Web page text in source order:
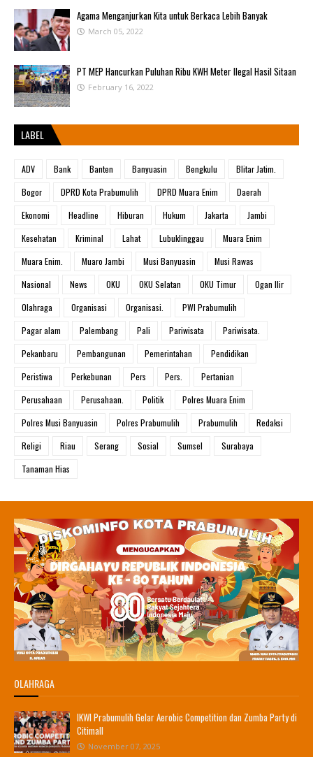
Agama Menganjurkan Kita untuk Berkaca Lebih Banyak
March 05, 2022
PT MEP Hancurkan Puluhan Ribu KWH Meter Ilegal Hasil Sitaan
February 16, 2022
LABEL
ADV Bank Banten Banyuasin Bengkulu
Blitar Jatim.
Bogor
DPRD Kota Prabumulih DPRD Muara Enim
Daerah
Ekonomi
Headline Hiburan Hukum Jakarta
Jambi
Kesehatan
Kriminal Lahat Lubuklinggau
Muara Enim
Muara Enim.
Muaro Jambi Musi Banyuasin
Musi Rawas
Nasional
News OKU OKU Selatan OKU Timur
Ogan Ilir
Olahraga
Organisasi Organisasi.
PWI Prabumulih
Pagar alam
Palembang Pali Pariwisata
Pariwisata.
Pekanbaru
Pembangunan Pemerintahan
Pendidikan
Peristiwa
Perkebunan Pers Pers.
Pertanian
Perusahaan
Perusahaan. Politik
Polres Muara Enim
Polres Musi Banyuasin
Polres Prabumulih Prabumulih
Redaksi
Religi
Riau Serang Sosial Sumsel
Surabaya
Tanaman Hias
OLAHRAGA
IKWI Prabumulih Gelar Aerobic Competition dan Zumba Party di
Citimall
November 07, 2025